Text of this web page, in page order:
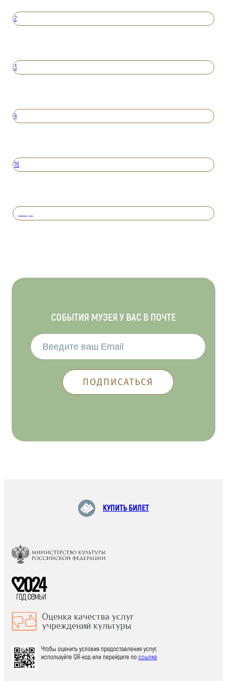
2
3
4
16
СОБЫТИЯ МУЗЕЯ У ВАС В ПОЧТЕ
КУПИТЬ БИЛЕТ
Чтобы оценить условия предоставления услуг,
используйте QR-код или перейдите поссылке